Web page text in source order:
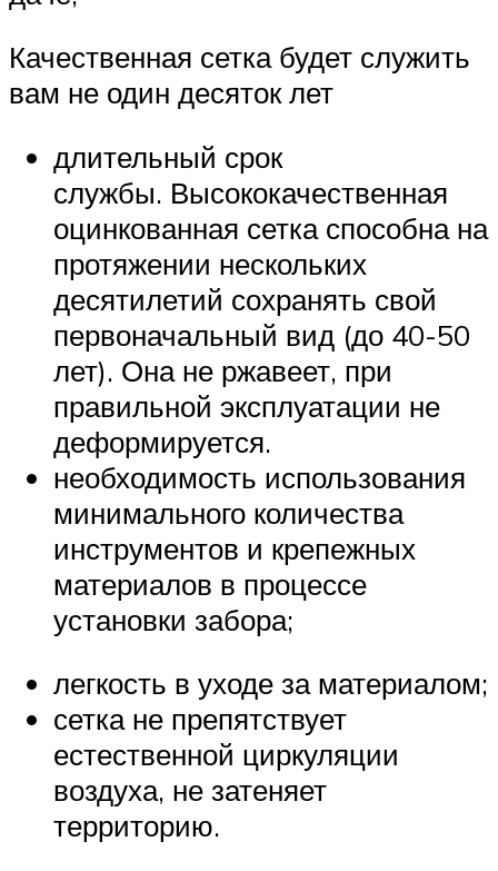
Качественная сетка будет служить
вам не один десяток лет
длительный срок
службы. Высококачественная
оцинкованная сетка способна на
протяжении нескольких
десятилетий сохранять свой
первоначальный вид (до 40-50
лет). Она не ржавеет, при
правильной эксплуатации не
деформируется.
необходимость использования
минимального количества
инструментов и крепежных
материалов в процессе
установки забора;
легкость в уходе за материалом;
сетка не препятствует
естественной циркуляции
воздуха, не затеняет
территорию.